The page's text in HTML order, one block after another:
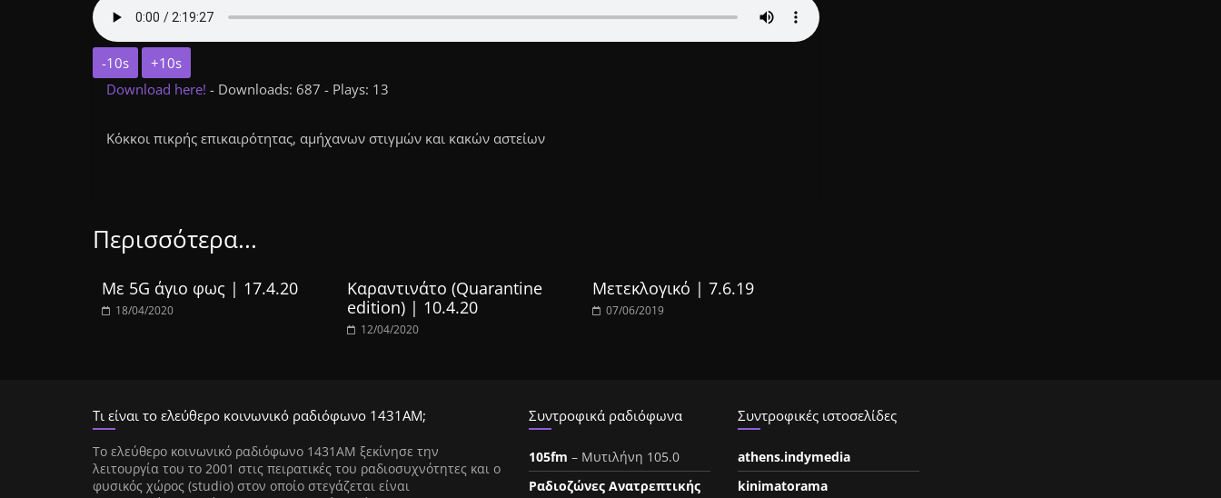
-10s
+10s
Download here! - Downloads: 687 - Plays: 13
Κόκκοι πικρής επικαιρότητας, αμήχανων στιγμών και κακών αστείων
Περισσότερα...
Με 5G άγιο φως | 17.4.20
18/04/2020
Καραντινάτο (Quarantine
edition) | 10.4.20
12/04/2020
Μετεκλογικό | 7.6.19
07/06/2019
Τι είναι το ελεύθερο κοινωνικό ραδιόφωνο 1431ΑΜ;
Tο ελεύθερο κοινωνικό ραδιόφωνο 1431AM ξεκίνησε την
λειτουργία του το 2001 στις πειρατικές του ραδιοσυχνότητες και ο
φυσικός χώρος (studio) στον οποίο στεγάζεται είναι
Συντροφικά ραδιόφωνα
105fm – Μυτιλήνη 105.0
Ραδιοζώνες Ανατρεπτικής
Συντροφικές ιστοσελίδες
athens.indymedia
kinimatorama